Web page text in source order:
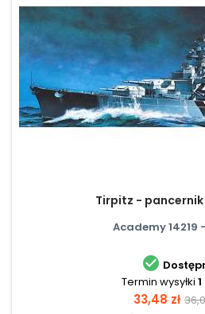
Tirpitz -
Academy 14219 -

Termin wysyłki
Cena
33,48 zł